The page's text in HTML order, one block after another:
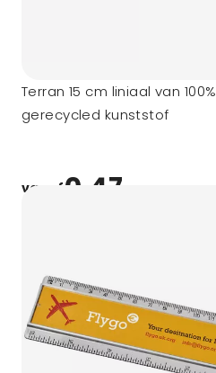
Terran 15 cm liniaal van 100%
gerecycled kunststof
vanaf0,47